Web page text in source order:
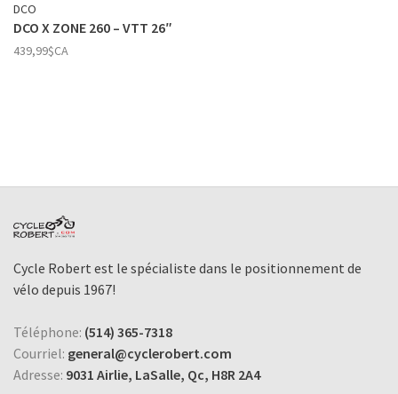
DCO
DCO X ZONE 260 – VTT 26″
439,99$CA
Cycle Robert est le spécialiste dans le positionnement de
vélo depuis 1967!
Téléphone: (514) 365-7318
Courriel: general@cyclerobert.com
Adresse: 9031 Airlie, LaSalle, Qc, H8R 2A4